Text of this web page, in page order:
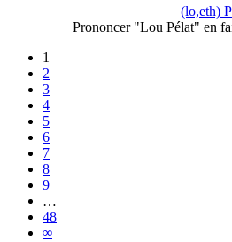
(lo,eth)
Prononcer "Lou Pélat" en
1
2
3
4
5
6
7
8
9
…
48
∞